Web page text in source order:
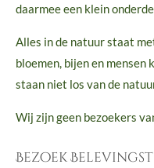
daarmee een klein
Alles in de natuur staat
bloemen, bijen en mensen
staan niet los van de
Wij zijn geen bezoekers
Bezoek